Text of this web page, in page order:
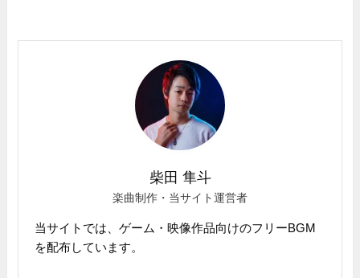
柴田 隼斗
楽曲制作・当サイト運営者
当サイトでは、ゲーム・映像作品向けのフリーBGM
を配布しています。